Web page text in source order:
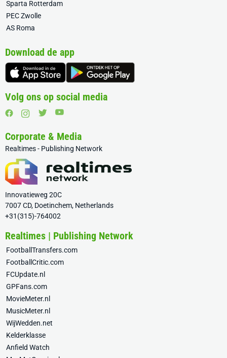
Sparta Rotterdam
PEC Zwolle
AS Roma
Download de app
Volg ons op social media
Corporate & Media
Realtimes - Publishing Network
Innovatieweg 20C
7007 CD, Doetinchem, Netherlands
+31(315)-764002
Realtimes | Publishing Network
FootballTransfers.com
FootballCritic.com
FCUpdate.nl
GPFans.com
MovieMeter.nl
MusicMeter.nl
WijWedden.net
Kelderklasse
Anfield Watch